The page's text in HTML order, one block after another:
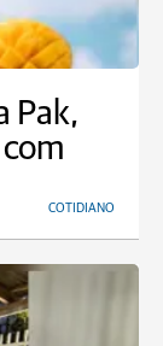
Pak,
com
COTIDIANO